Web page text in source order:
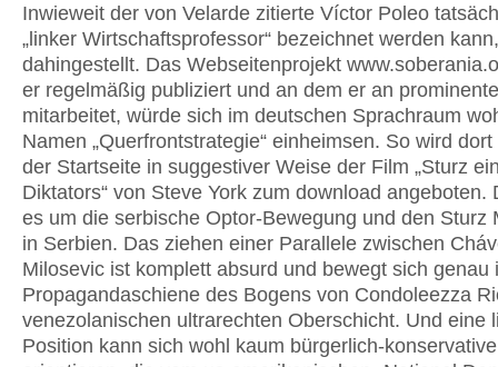
Inwieweit der von Velarde zitierte Víctor Poleo
„linker Wirtschaftsprofessor“ bezeichnet werden
dahingestellt. Das Webseitenprojekt
er regelmäßig publiziert und an dem er an
mitarbeitet, würde sich im deutschen Sprachraum
Namen „Querfrontstrategie“ einheimsen. So wird
der Startseite in suggestiver Weise der Film „Sturz
Diktators“ von Steve York zum download angeboten.
es um die serbische Optor-Bewegung und den Sturz
in Serbien. Das ziehen einer Parallele zwischen
Milosevic ist komplett absurd und bewegt sich genau
Propagandaschiene des Bogens von Condoleezza
venezolanischen ultrarechten Oberschicht. Und eine
Position kann sich wohl kaum bürgerlich-